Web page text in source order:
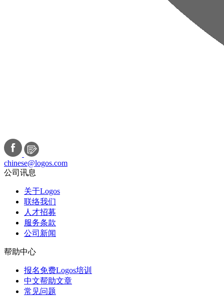
chinese@logos.com
公司讯息
关于Logos
联络我们
人才招募
服务条款
公司新闻
帮助中心
报名免费Logos培训
中文帮助文章
常见问题